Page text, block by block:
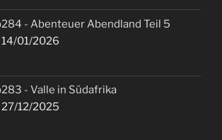
- Abenteuer Abendland Teil 5
14/01/2026
- Valle in Südafrika
27/12/2025